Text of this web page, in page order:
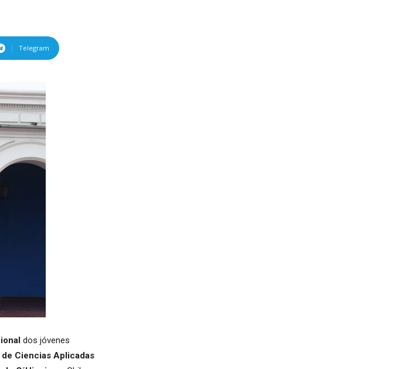
Telegram
dos jóvenes
de Ciencias Aplicadas